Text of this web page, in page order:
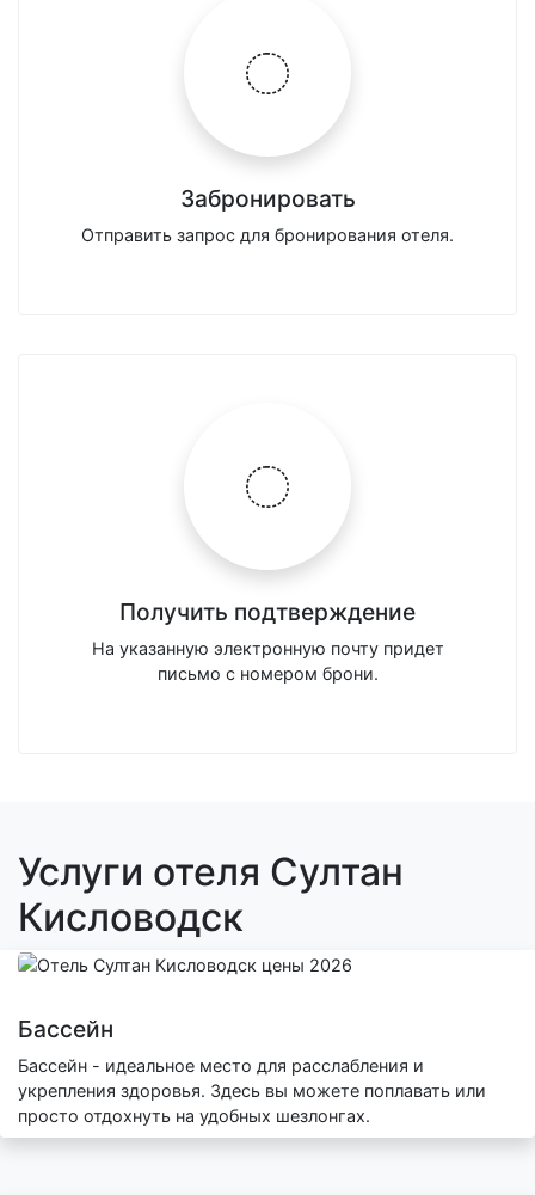
Забронировать
Отправить запрос для бронирования отеля.
Получить подтверждение
На указанную электронную почту придет
письмо с номером брони.
Услуги отеля Султан
Кисловодск
Бассейн
Бассейн - идеальное место для расслабления и
укрепления здоровья. Здесь вы можете поплавать или
просто отдохнуть на удобных шезлонгах.